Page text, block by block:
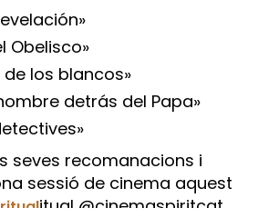
Obelisco»
de los blancos»
detrás del Papa»
seves recomanacions i
sessió de cinema aquest
itual @cinemaspiritcat